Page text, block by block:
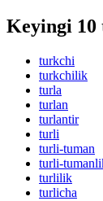
Keyingi 10
turkchi
turkchilik
turla
turlan
turlantir
turli
turli-tuman
turli-
turlilik
turlicha